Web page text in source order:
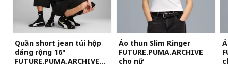
Quần short jean túi hộp
dáng rộng 16"
FUTURE.PUMA.ARCHIVE
Áo thun Slim Ringer
FUTURE.PUMA.ARCHIVE
cho nữ